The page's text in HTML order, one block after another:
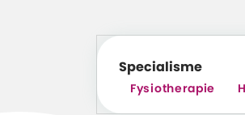
Specialisme
Fysiotherapie